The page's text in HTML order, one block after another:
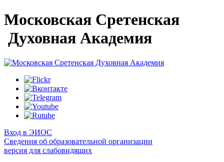
Московская Сретенская
Духовная Академия
Вход в ЭИОС
Сведения об образовательной организации
версия для слабовидящих